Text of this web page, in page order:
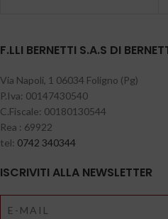
F.LLI BERNETTI S.A.S DI
Via Napoli, 1 06034 Foligno (Pg)
P.Iva: 00147430540
C.Fiscale: 00180130544
Rea : 69922
tel: 0742 340344
ISCRIVITI ALLA NEWSLETTER